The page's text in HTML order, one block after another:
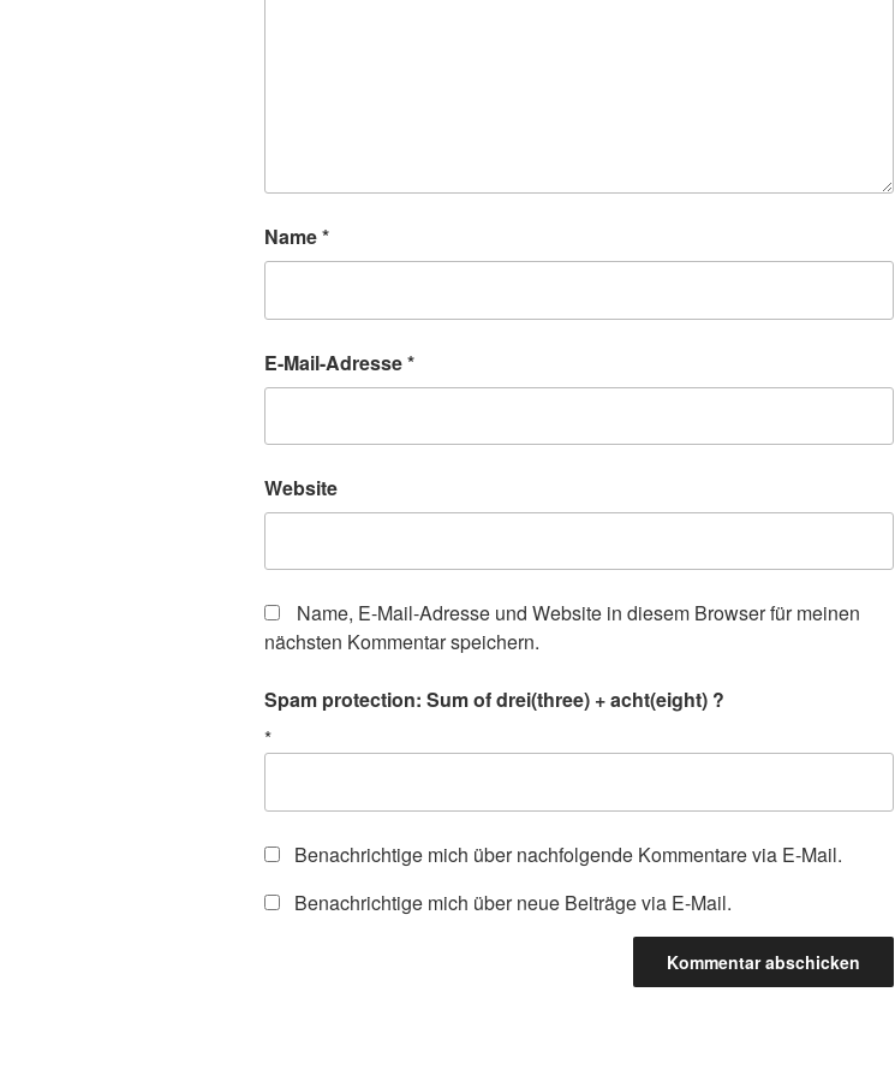
Name*
E-Mail-Adresse*
Website
Name, E-Mail-Adresse und Website in diesem Browser für meinen
nächsten Kommentar speichern.
Spam protection: Sum of drei(three) + acht(eight) ?
*
Benachrichtige mich über nachfolgende Kommentare via E-Mail.
Benachrichtige mich über neue Beiträge via E-Mail.